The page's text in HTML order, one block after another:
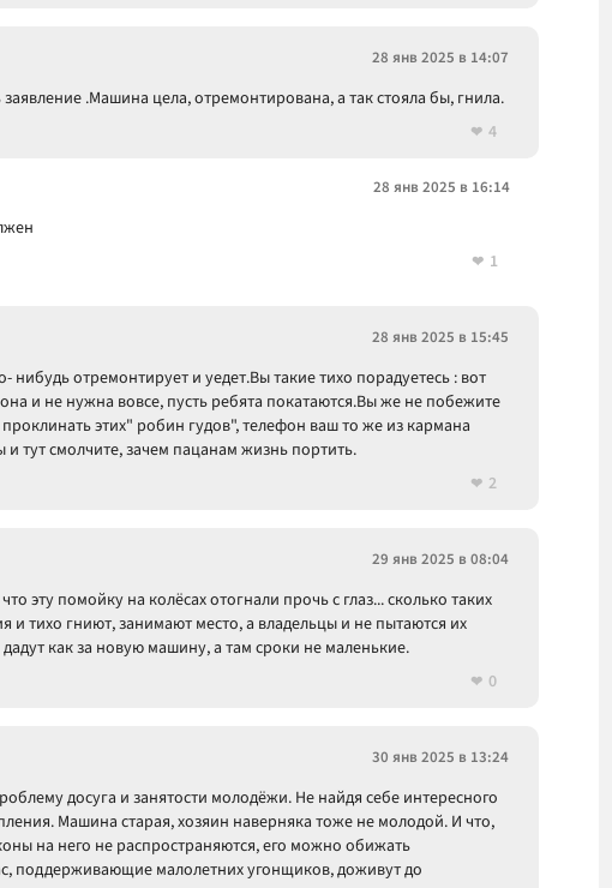
28 янв 2025 в 14:07
.Машина цела, отремонтирована, а так стояла бы, гнила.
4
28 янв 2025 в 16:14
1
28 янв 2025 в 15:45
нибудь отремонтирует и уедет.Вы такие тихо порадуетесь : вот
и не нужна вовсе, пусть ребята покатаются.Вы же не побежите
проклинать этих" робин гудов", телефон ваш то же из кармана
тут смолчите, зачем пацанам жизнь портить.
2
29 янв 2025 в 08:04
эту помойку на колёсах отогнали прочь с глаз... сколько таких
и тихо гниют, занимают место, а владельцы и не пытаются их
как за новую машину, а там сроки не маленькие.
0
30 янв 2025 в 13:24
досуга и занятости молодёжи. Не найдя себе интересного
Машина старая, хозяин наверняка тоже не молодой. И что,
на него не распространяются, его можно обижать
поддерживающие малолетних угонщиков, доживут до